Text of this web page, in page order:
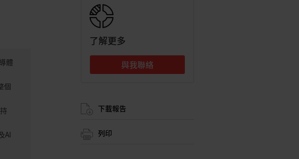
體
個
AI
了解更多
與我聯絡
下載報告
列印